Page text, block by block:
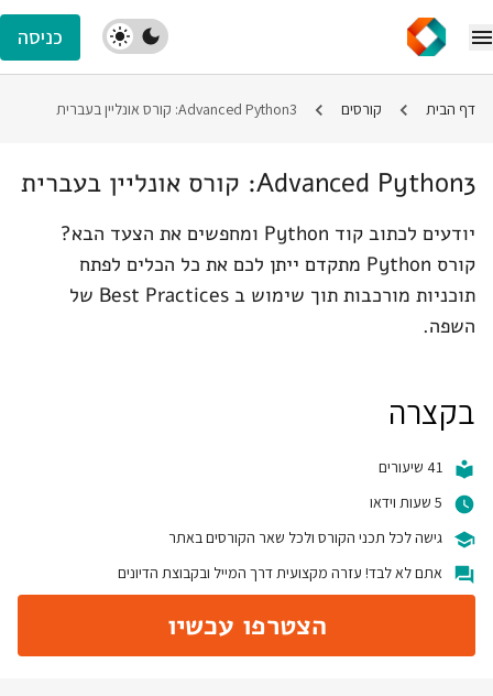
כניסה
דף הבית קורסים Advanced Python3: קורס אונליין בעברית
Advanced Python3: קורס אונליין בעברית
יודעים לכתוב קוד Python ומחפשים את הצעד הבא?
קורס Python מתקדם ייתן לכם את כל הכלים לפתח
תוכניות מורכבות תוך שימוש ב Best Practices של
השפה.
בקצרה
41 שיעורים
5 שעות וידאו
גישה לכל תכני הקורס ולכל שאר הקורסים באתר
אתם לא לבד! עזרה מקצועית דרך המייל ובקבוצת הדיונים
הצטרפו עכשיו